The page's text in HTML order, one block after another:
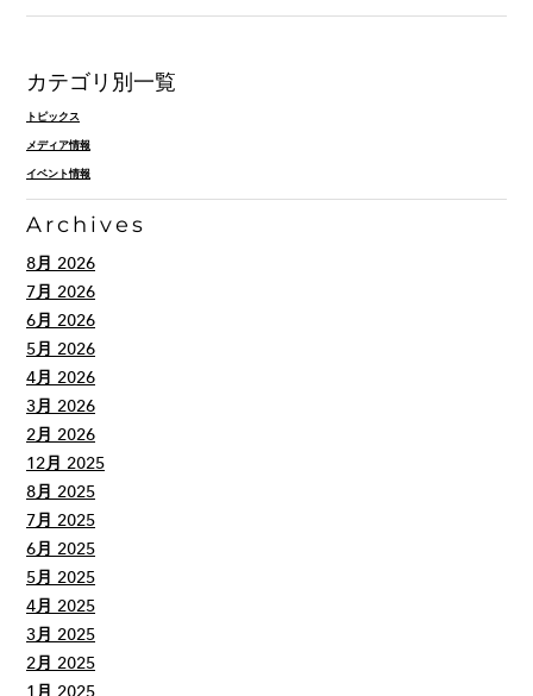
カテゴリ別一覧
トピックス
メディア情報
イベント情報
Archives
8月 2026
7月 2026
6月 2026
5月 2026
4月 2026
3月 2026
2月 2026
12月 2025
8月 2025
7月 2025
6月 2025
5月 2025
4月 2025
3月 2025
2月 2025
1月 2025